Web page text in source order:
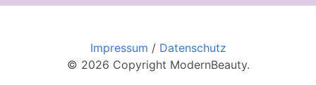
Impressum / Datenschutz
© 2026 Copyright ModernBeauty.